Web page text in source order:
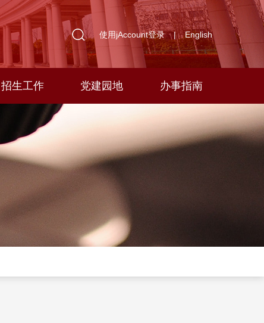
使用jAccount登录 | English
招生工作 党建园地 办事指南